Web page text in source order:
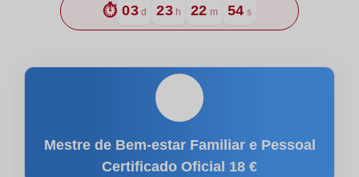
⏱️ 03 d 23 h 22 m 52 s
Mestre de Bem-estar Familiar e Pessoal
Certificado Oficial 18 €